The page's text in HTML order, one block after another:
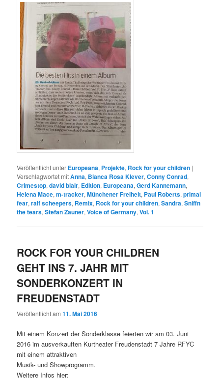
Veröffentlicht unter Europeana, Projekte, Rock for your children |
Verschlagwortet mitAnna, Bianca Rosa Klever,Conny Conrad,
Crimestop,david blair, Edition, Europeana,Gerd Kannemann,
Helena Mace,m-tracker,Münchener Freiheit, Paul Roberts,primal
fear,ralf scheepers, Remix, Rock for your children,Sandra,Sniffn
the tears,Stefan Zauner,Voice of Germany,Vol. 1
ROCK FOR YOUR CHILDREN
GEHT INS 7. JAHR MIT
SONDERKONZERT IN
FREUDENSTADT
Veröffentlicht am11. Mai 2016
Mit einem Konzert der Sonderklasse feierten wir am 03. Juni
2016 im ausverkauften Kurtheater Freudenstadt 7 Jahre RFYC
mit einem attraktiven
Musik- und Showprogramm.
Weitere Infos hier: